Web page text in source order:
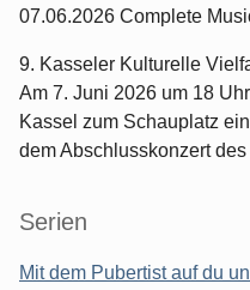
07.06.2026 Complete
9. Kasseler Kulturelle
Am 7. Juni 2026 um 18
Kassel zum Schauplatz
dem Abschlusskonzert
Serien
Mit dem Pubertist auf du